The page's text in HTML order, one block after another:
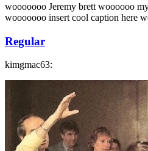
wooooooo Jeremy brett woooooo
wooooooo insert cool caption here
Regular
kimgmac63: